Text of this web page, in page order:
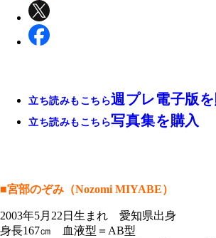
立ち読みもこちら週プレ電子版を
立ち読みもこちら写真集を購入
■宮部のぞみ（Nozomi MIYABE）
2003年5月22日生まれ 愛知県出身
身長167㎝ 血液型＝AB型